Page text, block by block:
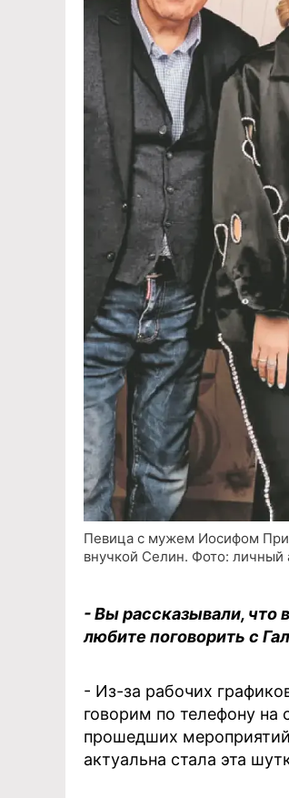
Певица с мужем Иосифом
внучкой Селин. Фото: личный
- Вы рассказывали,
любите поговорить с
- Из-за рабочих
говорим по телефону
прошедших
актуальна стала эта